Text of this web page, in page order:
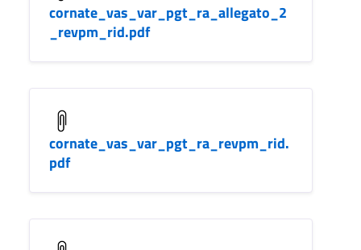
cornate_vas_var_pgt_ra_allegato_2
_revpm_rid.pdf
cornate_vas_var_pgt_ra_revpm_rid.
pdf